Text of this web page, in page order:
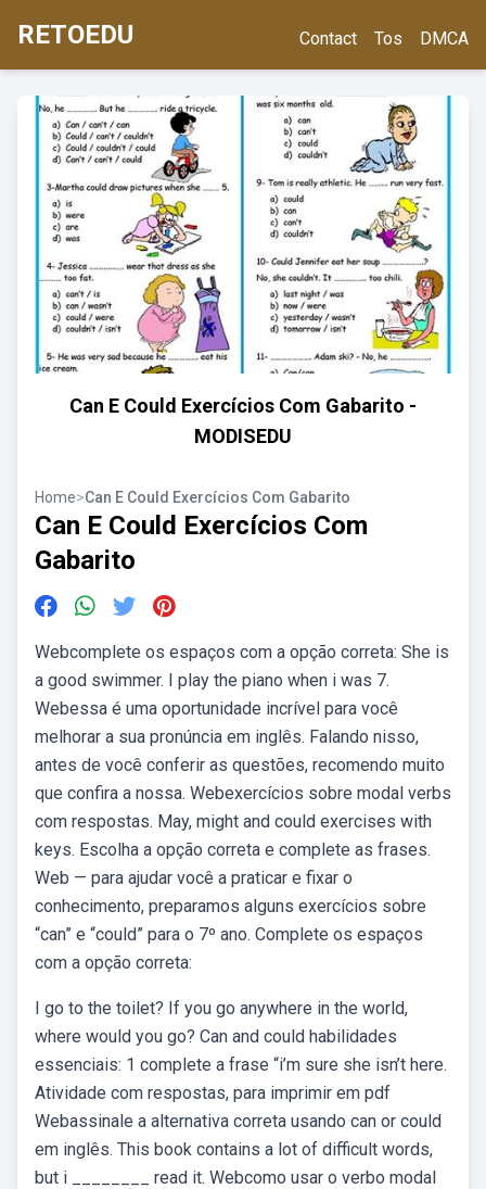
RETOEDU Contact Tos DMCA
Can E Could Exercícios Com Gabarito -
MODISEDU
Home>Can E Could Exercícios Com Gabarito
Can E Could Exercícios Com
Gabarito
Webcomplete os espaços com a opção correta: She is
a good swimmer. I play the piano when i was 7.
Webessa é uma oportunidade incrível para você
melhorar a sua pronúncia em inglês. Falando nisso,
antes de você conferir as questões, recomendo muito
que confira a nossa. Webexercícios sobre modal verbs
com respostas. May, might and could exercises with
keys. Escolha a opção correta e complete as frases.
Web — para ajudar você a praticar e fixar o
conhecimento, preparamos alguns exercícios sobre
“can” e “could” para o 7º ano. Complete os espaços
com a opção correta:
I go to the toilet? If you go anywhere in the world,
where would you go? Can and could habilidades
essenciais: 1 complete a frase “i’m sure she isn’t here.
Atividade com respostas, para imprimir em pdf
Webassinale a alternativa correta usando can or could
em inglês. This book contains a lot of difficult words,
but i ________ read it. Webcomo usar o verbo modal